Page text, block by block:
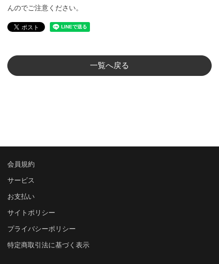
んのでご注意ください。
一覧へ戻る
会員規約
サービス
お支払い
サイトポリシー
プライバシーポリシー
特定商取引法に基づく表示